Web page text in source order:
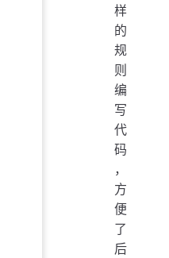
样
的
规
则
编
写
代
码
，
方
便
了
后